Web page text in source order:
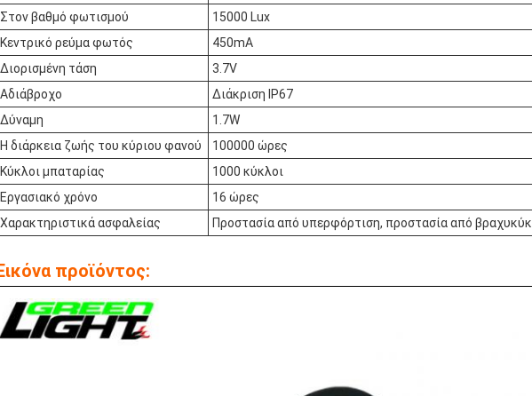
Στον βαθμό φωτισμού
15000 Lux
Κεντρικό ρεύμα φωτός
450mA
Διορισμένη τάση
3.7V
Αδιάβροχο
Διάκριση IP67
Δύναμη
1.7W
Η διάρκεια ζωής του κύριου φανού
100000 ώρες
Κύκλοι μπαταρίας
1000 κύκλοι
Εργασιακό χρόνο
16 ώρες
Χαρακτηριστικά ασφαλείας
Προστασία από υπερφόρτιση, προστασία από
προϊόντος: